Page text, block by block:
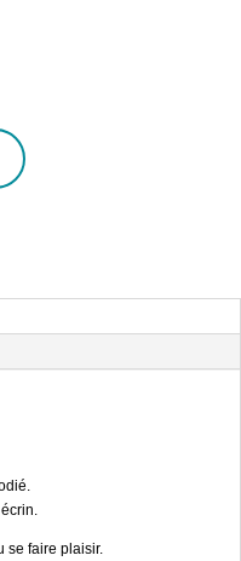
se faire plaisir.